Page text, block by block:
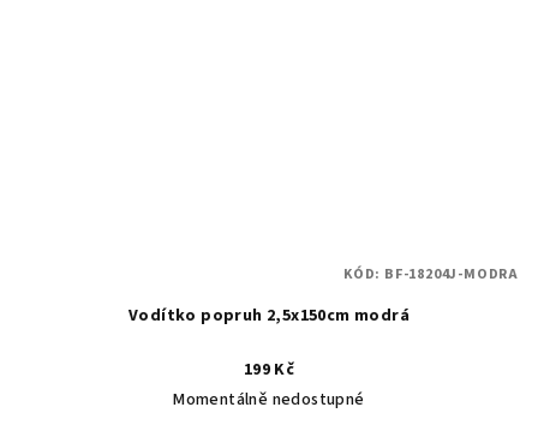
Vodítko popruh 2,5x150cm modrá
199 Kč
Momentálně nedostupné
KÓD: BF-18204J-MODRA